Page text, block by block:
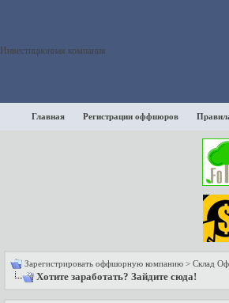
Инвестиционная компания
Главная Регистрации оффшоров
Зарегистрировать оффшорную компанию > Склад
Хотите заработать? Зайдите сюда!